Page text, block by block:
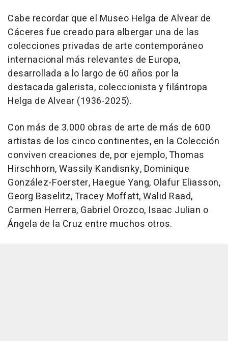
Cabe recordar que el Museo Helga de Alvear de
Cáceres fue creado para albergar una de las
colecciones privadas de arte contemporáneo
internacional más relevantes de Europa,
desarrollada a lo largo de 60 años por la
destacada galerista, coleccionista y filántropa
Helga de Alvear (1936-2025).
Con más de 3.000 obras de arte de más de 600
artistas de los cinco continentes, en la Colección
conviven creaciones de, por ejemplo, Thomas
Hirschhorn, Wassily Kandisnky, Dominique
González-Foerster, Haegue Yang, Olafur Eliasson,
Georg Baselitz, Tracey Moffatt, Walid Raad,
Carmen Herrera, Gabriel Orozco, Isaac Julian o
Ángela de la Cruz entre muchos otros.